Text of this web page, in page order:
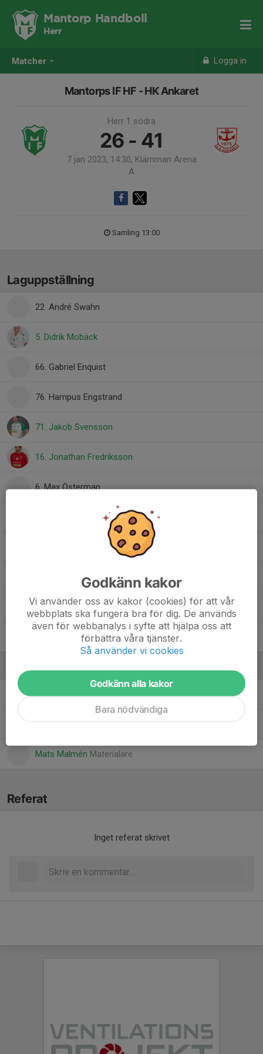
Matcher Logga in
Mantorp Handboll
Herr
Mantorps IF HF - HK Ankaret
Herr 1 södra
26 - 41
7 jan 2023, 14:30, Klämman Arena
A
Samling 13:00
Laguppställning
22. André Swahn
5. Didrik Mobäck
66. Gabriel Enquist
76. Hampus Engstrand
71. Jakob Svensson
16. Jonathan Fredriksson
6. Max Österman
23. Truls Warvsten
10. Victor Nilsson
3. Vilmer Enquist
Ledare
Fredrik HallbergAllt i allo
Mats Malmén Materialare
Referat
Inget referat skrivet
Godkänn kakor
Vi använder oss av kakor (cookies) för att vår
webbplats ska fungera bra för dig. De används
även för webbanalys i syfte att hjälpa oss att
förbättra våra tjänster.
Så använder vi cookies
Godkänn alla kakor
Bara nödvändiga